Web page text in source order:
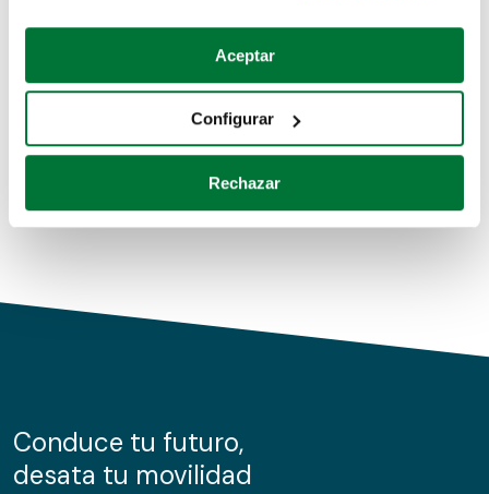
Si lo permite, también quisiéramos:
Recopilar información sobre su ubicación geográfica
Identificar su dispositivo analizándolo activamente
para buscar características específicas (huellas
Obtenga más información sobre cómo se procesan sus
de cookies.
información sobre el uso que haga del sitio web con
nuestros partners de redes sociales, publicidad y análisis
Aceptar
Configurar
Rechazar
Coches de segunda mano
Coches de km0
Conduce tu futuro,
desata tu movilidad